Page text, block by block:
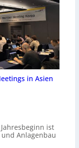
in Asien
ist
Anlagenbau